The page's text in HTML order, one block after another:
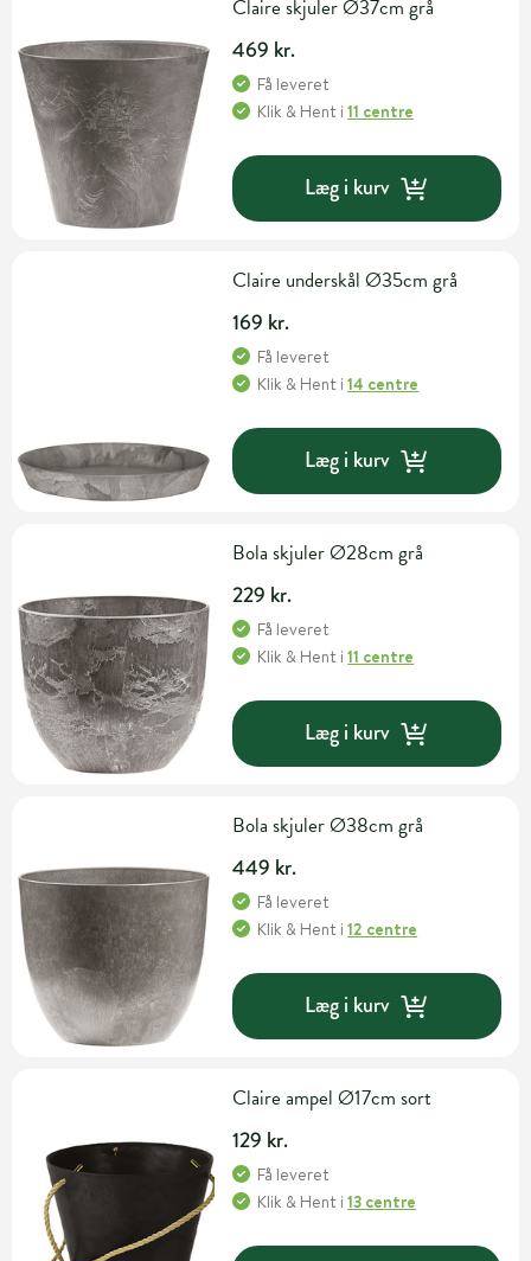
Claire skjuler Ø37cm grå
469 kr.
Få leveret
Klik & Hent i11 centre
Læg i kurv
Claire underskål Ø35cm grå
169 kr.
Få leveret
Klik & Hent i14 centre
Læg i kurv
Bola skjuler Ø28cm grå
229 kr.
Få leveret
Klik & Hent i11 centre
Læg i kurv
Bola skjuler Ø38cm grå
449 kr.
Få leveret
Klik & Hent i12 centre
Læg i kurv
Claire ampel Ø17cm sort
129 kr.
Få leveret
Klik & Hent i13 centre